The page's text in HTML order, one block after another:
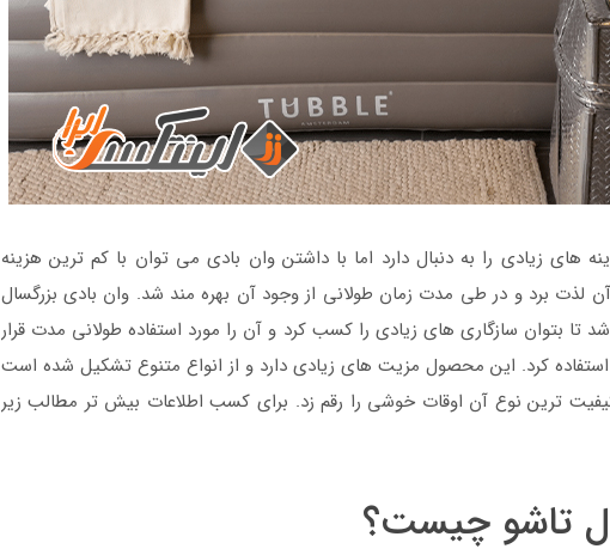
های زیادی را به دنبال دارد اما با داشتن وان بادی می توان با کم ترین هزینه
آن لذت برد و در طی مدت زمان طولانی از وجود آن بهره مند شد. وان بادی بزرگسال
تا بتوان سازگاری های زیادی را کسب کرد و آن را مورد استفاده طولانی مدت قرار
کرد. این محصول مزیت های زیادی دارد و از انواع متنوع تشکیل شده است
ترین نوع آن اوقات خوشی را رقم زد. برای کسب اطلاعات بیش تر مطالب زیر
تاشو چیست؟